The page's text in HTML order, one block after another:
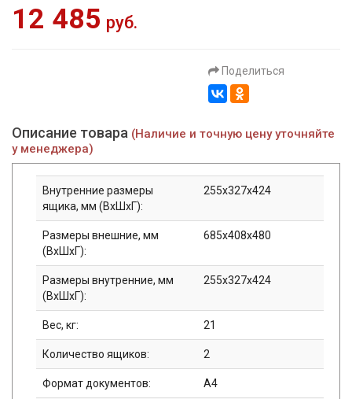
12 485 руб.
Поделиться
Описание товара (Наличие и точную цену уточняйте
у менеджера)
Внутренние размеры
ящика, мм (ВхШхГ):
255х327х424
Размеры внешние, мм
(ВхШхГ):
685x408x480
Размеры внутренние, мм
(ВхШхГ):
255x327x424
Вес, кг: 21
Количество ящиков: 2
Формат документов: A4